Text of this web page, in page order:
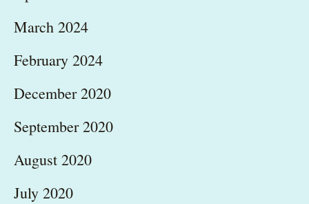
March 2024
February 2024
December 2020
September 2020
August 2020
July 2020